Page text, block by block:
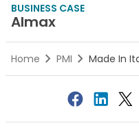
BUSINESS CASE
Almax
Home PMI Made In